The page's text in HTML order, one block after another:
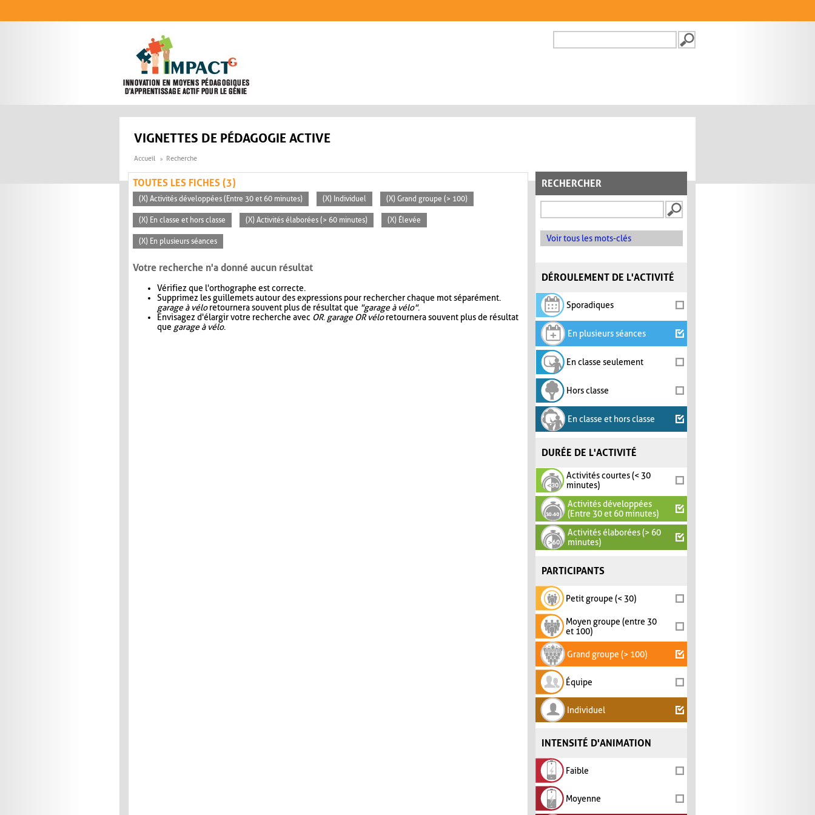
FORMULAIRE DE
VIGNETTES DE PÉDAGOGIE ACTIVE
Accueil Recherche
RECHERCHER
Voir tous les mots-clés
DÉROULEMENT DE L'ACTIVITÉ
Sporadiques
En plusieurs séances
En classe seulement
Hors classe
En classe et hors classe
DURÉE DE L'ACTIVITÉ
Activités courtes (< 30
minutes)
Activités développées
(Entre 30 et 60 minutes)
Activités élaborées (> 60
minutes)
PARTICIPANTS
Petit groupe (< 30)
Moyen groupe (entre 30
et 100)
Grand groupe (> 100)
Équipe
Individuel
INTENSITÉ D'ANIMATION
Faible
Moyenne
TOUTES LES FICHES (3)
(X) Activités développées (Entre 30 et 60 minutes) (X) Individuel (X) Grand groupe (> 100)
(X) En classe et hors classe (X) Activités élaborées (> 60 minutes) (X) Élevée
(X) En plusieurs séances
Votre recherche n'a donné aucun résultat
Vérifiez que l'orthographe est correcte.
Supprimez les guillemets autour des expressions pour rechercher chaque mot séparément.
garage à véloretournera souvent plus de résultat que "garage à vélo".
Envisagez d'élargir votre recherche avec OR. garage OR véloretournera souvent plus de résultat
que garage à vélo.